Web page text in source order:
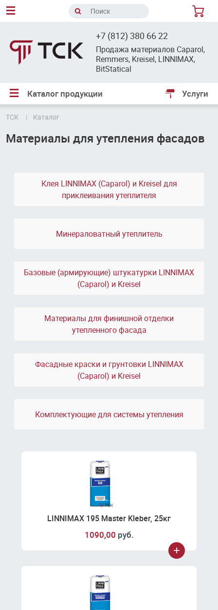
+7 (812) 380 66 22
Продажа материалов Caparol,
Remmers, Kreisel, LINNIMAX,
BitStatical
Каталог продукции Услуги
ТСК Каталог
Материалы для утепления фасадов
Клея LINNIMAX (Caparol) и Kreisel для
приклеивания утеплителя
Минераловатный утеплитель
Базовые (армирующие) штукатурки LINNIMAX
(Caparol) и Kreisel
Материалы для финишной отделки
утепленного фасада
Фасадные краски и грунтовки LINNIMAX
(Caparol) и Kreisel
Комплектующие для системы утепления
LINNIMAX 195 Master Kleber, 25кг
1090,00 руб.